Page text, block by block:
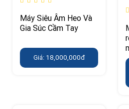
Máy Siêu Âm Heo Và
Gia Súc Cầm Tay
Giá: 18,000,000đ